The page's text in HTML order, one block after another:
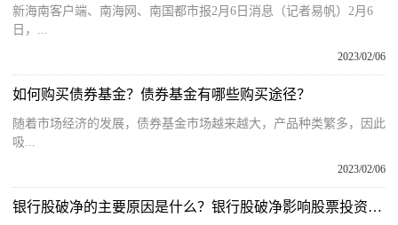
新海南客户端、南海网、南国都市报2月6日消息（记者易帆）2月6
日，...
2023/02/06
如何购买债券基金？债券基金有哪些购买途径？
随着市场经济的发展，债券基金市场越来越大，产品种类繁多，因此
吸...
2023/02/06
银行股破净的主要原因是什么？银行股破净影响股票投资吗？